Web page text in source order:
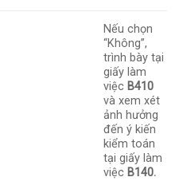
Nếu chọn
“Không”,
trình bày tại
giấy làm
việc B410
và xem xét
ảnh hưởng
đến ý kiến
kiểm toán
tại giấy làm
việc B140.